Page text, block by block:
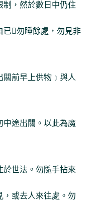
制，然於數日中仍住
已勿睡餘處，勿見非
前早上供物﹞與人
中途出關。以此為魔
於世法。勿隨手拈來
，或去人來往處。勿